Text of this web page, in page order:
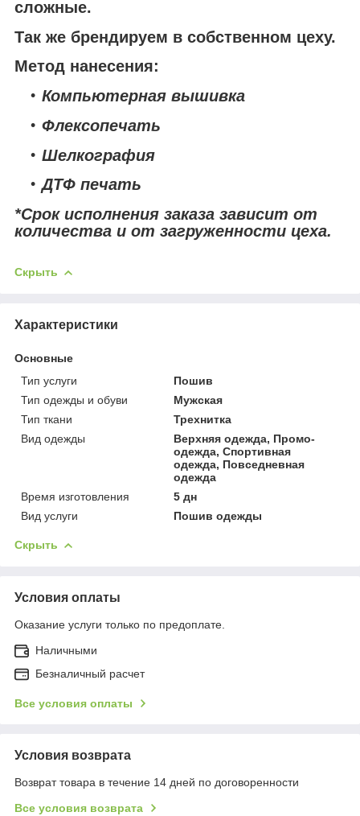
сложные.
Так же брендируем в собственном цеху.
Метод нанесения:
Компьютерная вышивка
Флексопечать
Шелкография
ДТФ печать
*Срок исполнения заказа зависит от
количества и от загруженности цеха.
Скрыть
Характеристики
Основные
Тип услуги
Пошив
Тип одежды и обуви
Мужская
Тип ткани
Трехнитка
Вид одежды
Верхняя одежда, Промо-
одежда, Спортивная
одежда, Повседневная
одежда
Время изготовления
5 дн
Вид услуги
Пошив одежды
Скрыть
Условия оплаты
Оказание услуги только по предоплате.
Наличными
Безналичный расчет
Все условия оплаты
Условия возврата
Возврат товара в течение 14 дней по договоренности
Все условия возврата